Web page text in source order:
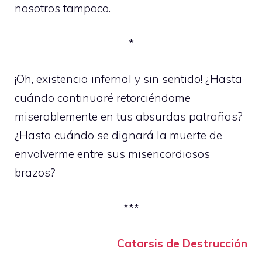
nosotros tampoco.
*
¡Oh, existencia infernal y sin sentido! ¿Hasta
cuándo continuaré retorciéndome
miserablemente en tus absurdas patrañas?
¿Hasta cuándo se dignará la muerte de
envolverme entre sus misericordiosos
brazos?
***
Catarsis de Destrucción